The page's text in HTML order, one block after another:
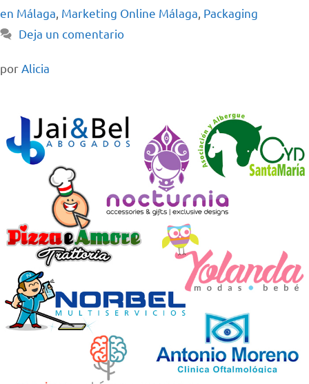
en Málaga Marketing Online Málaga Packaging
Deja un comentario
por Alicia